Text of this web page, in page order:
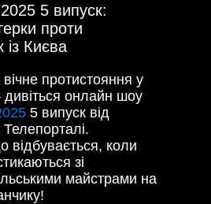
5 випуск:
проти
із Києва
вічне протистояння у
дивіться онлайн шоу
5 випуск від
відбувається, коли
зі
майстрами на